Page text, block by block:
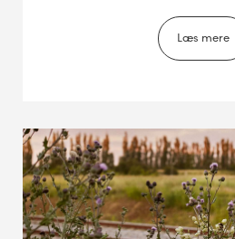
Læs mere